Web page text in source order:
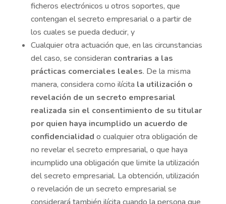
ficheros electrónicos u otros soportes, que
contengan el secreto empresarial o a partir de
los cuales se pueda deducir, y
Cualquier otra actuación que, en las circunstancias
del caso, se consideran contrarias a las
prácticas comerciales leales. De la misma
manera, considera como ilícita la utilización o
revelación de un secreto empresarial
realizada sin el consentimiento de su titular
por quien haya incumplido un acuerdo de
confidencialidad o cualquier otra obligación de
no revelar el secreto empresarial, o que haya
incumplido una obligación que limite la utilización
del secreto empresarial. La obtención, utilización
o revelación de un secreto empresarial se